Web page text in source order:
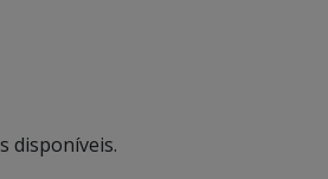
disponíveis.